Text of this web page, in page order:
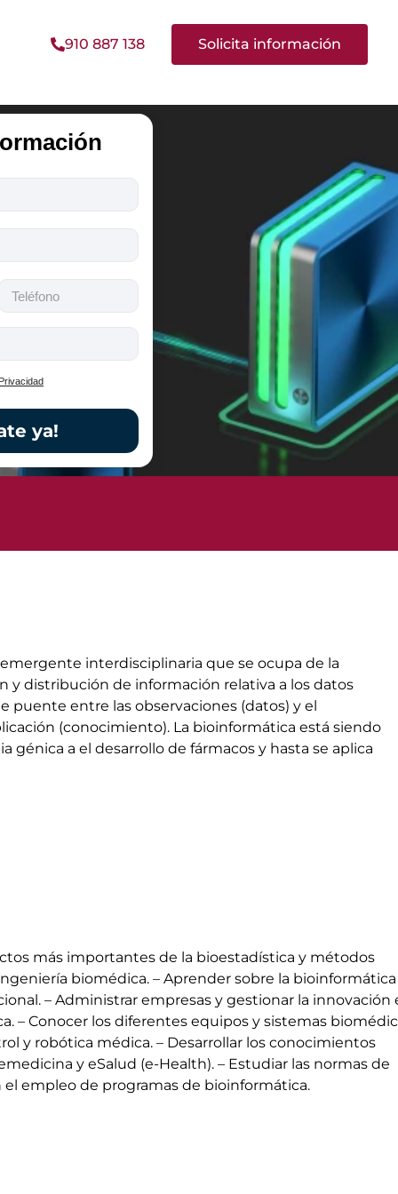
Solicita información
910 887 138
ya!
interdisciplinaria que se ocupa de la
y distribución de información relativa a los datos
puente entre las observaciones (datos) y el
(conocimiento). La bioinformática está siendo
a el desarrollo de fármacos y hasta se aplica
más importantes de la bioestadística y métodos
biomédica. – Aprender sobre la bioinformática
– Administrar empresas y gestionar la innovación
– Conocer los diferentes equipos y sistemas
y robótica médica. – Desarrollar los conocimientos
y eSalud (e-Health). – Estudiar las normas de
el empleo de programas de bioinformática.